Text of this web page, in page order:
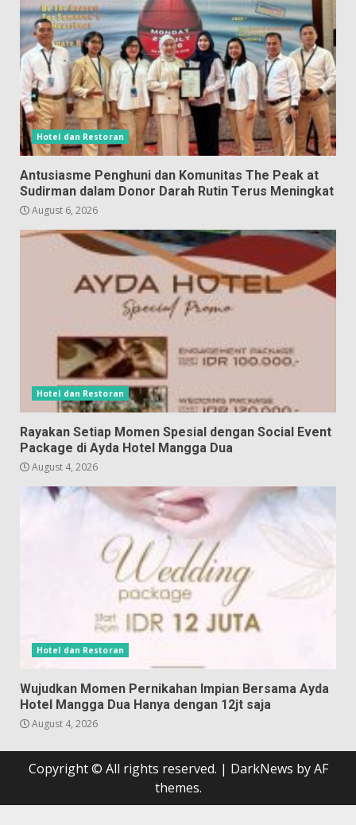
Hotel dan Restoran
Antusiasme Penghuni dan Komunitas The Peak at
Sudirman dalam Donor Darah Rutin Terus Meningkat
August 6, 2026
Hotel dan Restoran
Rayakan Setiap Momen Spesial dengan Social Event
Package di Ayda Hotel Mangga Dua
August 4, 2026
Hotel dan Restoran
Wujudkan Momen Pernikahan Impian Bersama Ayda
Hotel Mangga Dua Hanya dengan 12jt saja
August 4, 2026
Copyright © All rights reserved. | DarkNews by AF
themes.